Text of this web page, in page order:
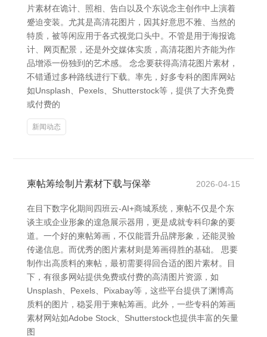
片素材在诡计、照相、告白以及个东说念主创作中上演着
蹙迫变装。尤其是高清花图片，因其好意思不雅、当然的
特质，被等闲应用于各式视觉口头中。不管是用于海报诡
计、网页配景，还是外交媒体实质，高清花图片齐能为作
品增添一份独到的艺术感。 念念要获得高清花图片素材，
不错通过多种路线进行下载。率先，好多专科的图库网站
如Unsplash、Pexels、Shutterstock等，提供了大齐免费
或付费的
新闻动态
柬帖筹绘制片素材下载与保举 2026-04-15
在目下数字化期间四班云-AI+商城系统，柬帖不仅是个东
谈主或企业形象的遑急展示器用，更是成就专科印象的要
道。一个好的柬帖筹画，不仅能晋升品牌形象，还能灵验
传递信息。而优秀的图片素材则是筹画得胜的基础。 思要
制作出高质料的柬帖，最初需要得回合适的图片素材。目
下，有很多网站提供免费或付费的高清图片资源，如
Unsplash、Pexels、Pixabay等，这些平台提供了渊博高
质料的图片，稳妥用于柬帖筹画。此外，一些专科的筹画
素材网站如Adobe Stock、Shutterstock也提供丰富的矢量
图